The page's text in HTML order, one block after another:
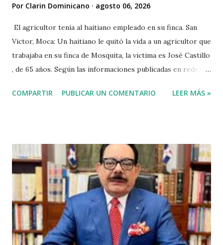
Por Clarin Dominicano agosto 06, 2026
El agricultor tenía al haitiano empleado en su finca. San
Victor, Moca: Un haitiano le quitó la vida a un agricultor que
trabajaba en su finca de Mosquita, la victima es José Castillo
, de 65 años. Según las informaciones publicadas en redes
que el haitiano de inmediato se puso al acecho del
dinero, por lo que este a su vez se mantuvo esperando el
momento oportuno para cometer el hecho y asaltarlo,
según versiones el haitiano era adicto a las drogas y por
eso le pidió el dinero prestado. Las versiones de los
comunitarios indican que el asesino tenía su ropa empapada
de sangre y que éste se bañó y de dejó las ropas
ensangrentada tirada en el lugar donde vivía, luego empredi
COMPARTIR PUBLICAR UN COMENTARIO LEER MÁS »